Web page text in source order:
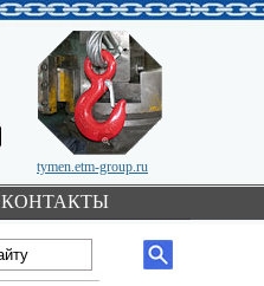
tymen.etm-group.ru
КОНТАКТЫ